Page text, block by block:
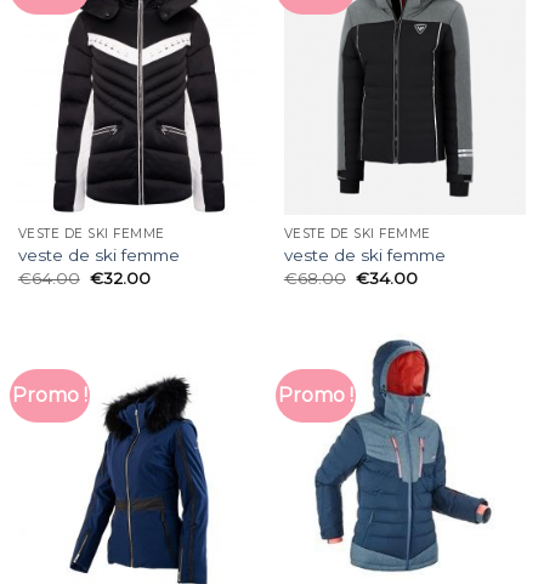
VESTE DE SKI FEMME
veste de ski femme
€64.00 €32.00
VESTE DE SKI FEMME
veste de ski femme
€68.00 €34.00
Promo ! Promo !